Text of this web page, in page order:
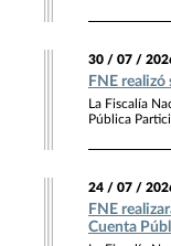
30 / 07 /
FNE
La Fiscalía
Pública
24 / 07 /
FNE
Cuenta